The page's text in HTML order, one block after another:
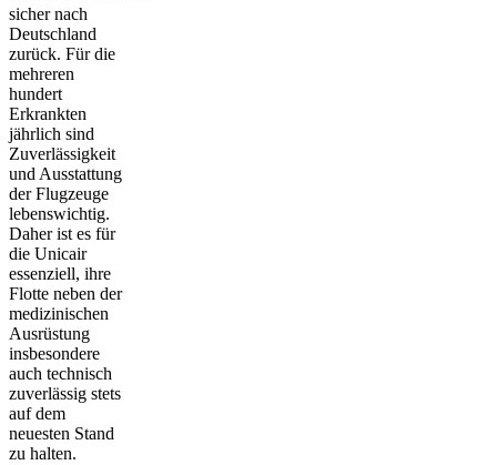
sicher nach
Deutschland
zurück. Für die
mehreren
hundert
Erkrankten
jährlich sind
Zuverlässigkeit
und Ausstattung
der Flugzeuge
lebenswichtig.
Daher ist es für
die Unicair
essenziell, ihre
Flotte neben der
medizinischen
Ausrüstung
insbesondere
auch technisch
zuverlässig stets
auf dem
neuesten Stand
zu halten.